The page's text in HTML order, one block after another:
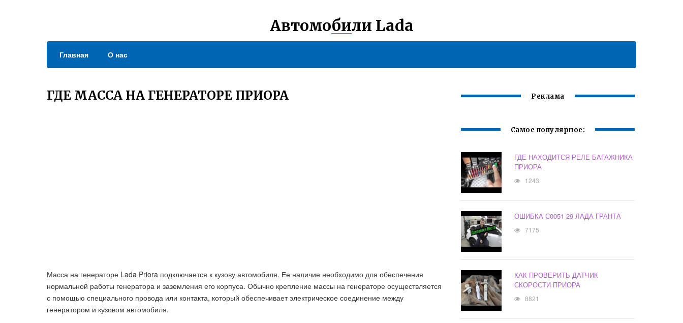
Автомобили Lada
Главная О нас
ГДЕ МАССА НА ГЕНЕРАТОРЕ ПРИОРА
Масса на генераторе Lada Priora подключается к кузову автомобиля. Ее наличие необходимо для обеспечения
нормальной работы генератора и заземления его корпуса. Обычно крепление массы на генераторе осуществляется
с помощью специального провода или контакта, который обеспечивает электрическое соединение между
генератором и кузовом автомобиля.
Реклама
Самое популярное:
ГДЕ НАХОДИТСЯ РЕЛЕ БАГАЖНИКА
ПРИОРА
1243
ОШИБКА С0051 29 ЛАДА ГРАНТА
7175
КАК ПРОВЕРИТЬ ДАТЧИК
СКОРОСТИ ПРИОРА
8821